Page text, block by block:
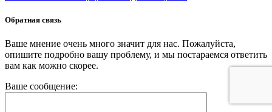
Обратная связь
Ваше мнение очень много значит для нас. Пожалуйста,
опишите подробно вашу проблему, и мы постараемся ответить
вам как можно скорее.
Ваше сообщение: